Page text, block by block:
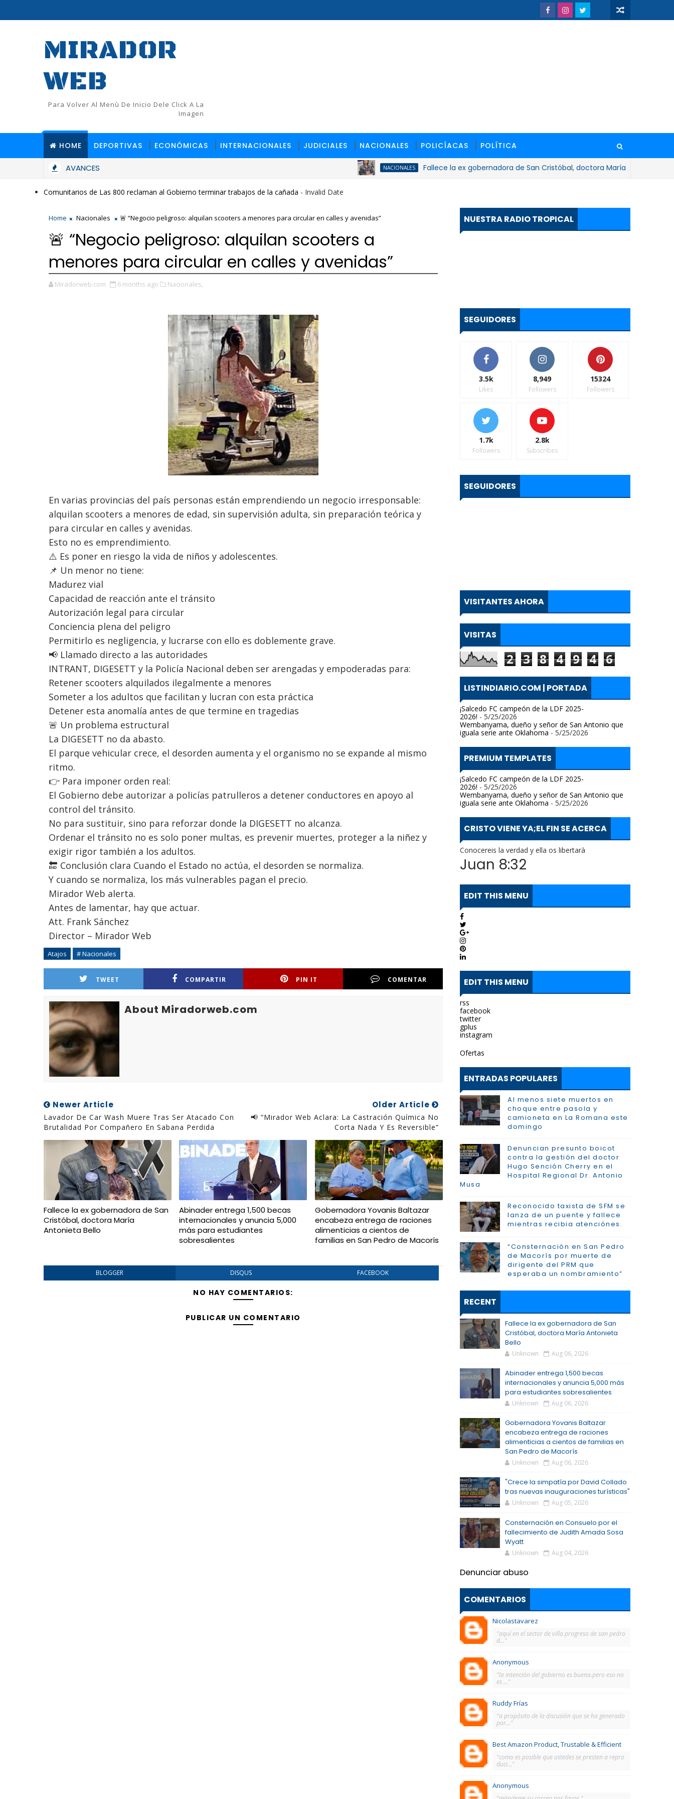
MIRADOR
WEB
Para Volver Al Menù De Inicio Dele Click A La
Imagen
HOME DEPORTIVAS ECONÓMICAS INTERNACIONALES JUDICIALES NACIONALES POLICÍACAS POLÍTICA
AVANCES NACIONALES Fallece la ex gobernadora de San Cristóbal, doctora María Antonieta Bello
Comunitarios de Las 800 reclaman al Gobierno terminar trabajos de la cañada - Invalid Date
Home Nacionales 🚨 “Negocio peligroso: alquilan scooters a menores para circular en calles y avenidas”
🚨 “Negocio peligroso: alquilan scooters a
menores para circular en calles y avenidas”
Miradorweb.com 6 months ago Nacionales,
En varias provincias del país personas están emprendiendo un negocio irresponsable:
alquilan scooters a menores de edad, sin supervisión adulta, sin preparación teórica y
para circular en calles y avenidas.
Esto no es emprendimiento.
⚠️ Es poner en riesgo la vida de niños y adolescentes.
📌 Un menor no tiene:
Madurez vial
Capacidad de reacción ante el tránsito
Autorización legal para circular
Conciencia plena del peligro
Permitirlo es negligencia, y lucrarse con ello es doblemente grave.
📢 Llamado directo a las autoridades
INTRANT, DIGESETT y la Policía Nacional deben ser arengadas y empoderadas para:
Retener scooters alquilados ilegalmente a menores
Someter a los adultos que facilitan y lucran con esta práctica
Detener esta anomalía antes de que termine en tragedias
🚨 Un problema estructural
La DIGESETT no da abasto.
El parque vehicular crece, el desorden aumenta y el organismo no se expande al mismo
ritmo.
👉 Para imponer orden real:
El Gobierno debe autorizar a policías patrulleros a detener conductores en apoyo al
control del tránsito.
No para sustituir, sino para reforzar donde la DIGESETT no alcanza.
Ordenar el tránsito no es solo poner multas, es prevenir muertes, proteger a la niñez y
exigir rigor también a los adultos.
🔚 Conclusión clara Cuando el Estado no actúa, el desorden se normaliza.
Y cuando se normaliza, los más vulnerables pagan el precio.
Mirador Web alerta.
Antes de lamentar, hay que actuar.
Att. Frank Sánchez
Director – Mirador Web
Atajos # Nacionales
TWEET COMPARTIR PIN IT COMENTAR
About Miradorweb.com
Newer Article
Lavador De Car Wash Muere Tras Ser Atacado Con
Brutalidad Por Compañero En Sabana Perdida
Older Article
📢 “Mirador Web Aclara: La Castración Química No
Corta Nada Y Es Reversible”
Fallece la ex gobernadora de San
Cristóbal, doctora María
Antonieta Bello
Abinader entrega 1,500 becas
internacionales y anuncia 5,000
más para estudiantes
sobresalientes
Gobernadora Yovanis Baltazar
encabeza entrega de raciones
alimenticias a cientos de
familias en San Pedro de Macorís
BLOGGER DISQUS FACEBOOK
NO HAY COMENTARIOS:
PUBLICAR UN COMENTARIO
NUESTRA RADIO TROPICAL
SEGUIDORES
3.5k
Likes
8,949
Followers
15324
Followers
1.7k
Followers
2.8k
Subscribes
SEGUIDORES
VISITANTES AHORA
VISITAS
2 3 8 4 9 4 6
LISTINDIARIO.COM | PORTADA
¡Salcedo FC campeón de la LDF 2025-
2026! - 5/25/2026
Wembanyama, dueño y señor de San Antonio que
iguala serie ante Oklahoma - 5/25/2026
PREMIUM TEMPLATES
¡Salcedo FC campeón de la LDF 2025-
2026! - 5/25/2026
Wembanyama, dueño y señor de San Antonio que
iguala serie ante Oklahoma - 5/25/2026
CRISTO VIENE YA;EL FIN SE ACERCA
Conocereis la verdad y ella os libertarà
Juan 8:32
EDIT THIS MENU
EDIT THIS MENU
rss
facebook
twitter
gplus
instagram
Ofertas
ENTRADAS POPULARES
Al menos siete muertos en
choque entre pasola y
camioneta en La Romana este
domingo
Denuncian presunto boicot
contra la gestión del doctor
Hugo Sención Cherry en el
Hospital Regional Dr. Antonio
Musa
Reconocido taxista de SFM se
lanza de un puente y fallece
mientras recibia atenciónes.
“Consternación en San Pedro
de Macorís por muerte de
dirigente del PRM que
esperaba un nombramiento”
RECENT
Fallece la ex gobernadora de San
Cristóbal, doctora María Antonieta
Bello
Unknown Aug 06, 2026
Abinader entrega 1,500 becas
internacionales y anuncia 5,000 más
para estudiantes sobresalientes
Unknown Aug 06, 2026
Gobernadora Yovanis Baltazar
encabeza entrega de raciones
alimenticias a cientos de familias en
San Pedro de Macorís
Unknown Aug 06, 2026
"Crece la simpatía por David Collado
tras nuevas inauguraciones turísticas"
Unknown Aug 05, 2026
Consternación en Consuelo por el
fallecimiento de Judith Amada Sosa
Wyatt
Unknown Aug 04, 2026
Denunciar abuso
COMENTARIOS
Nicolastavarez
"aquí en el sector de villa progreso de san pedro
d..."
Anonymous
"la intención del gobierno es buena.pero eso no
es ..."
Ruddy Frías
"a propósito de la discusión que se ha generado
por..."
Best Amazon Product, Trustable & Efficient
"como es posible que ustedes se presten a repro
duci..."
Anonymous